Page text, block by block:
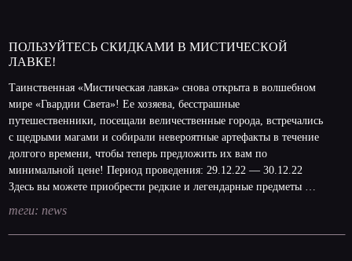
ПОЛЬЗУЙТЕСЬ СКИДКАМИ В МИСТИЧЕСКОЙ
ЛАВКЕ!
Таинственная «Мистическая лавка» снова открыта в волшебном
мире «Гвардии Света»! Ее хозяева, бесстрашные
путешественники, посещали величественные города, встречались
с щедрыми магами и собирали невероятные артефакты в течение
долгого времени, чтобы теперь предложить их вам по
минимальной цене! Период проведения: 29.12.22 — 30.12.22
Здесь вы можете приобрести редкие и легендарные предметы …
теги: news